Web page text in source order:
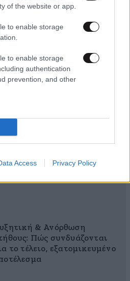
of the website or app.
to enable storage
to enable storage
authentication
prevention, and other
Access Privacy Policy
μου πότε γεννήθηκες και
σου πω ποιες εμπειρίες θα
έκανα δώρο!
ημέρες, 33 δράσεις, 4.000+
& Ανόρθωση
Πώς συνδυάζονται
το τέλειο, εξατομικευμένο